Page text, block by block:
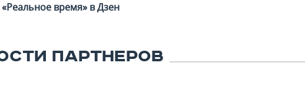
«Реальное время» в Дзен
ПАРТНЕРОВ